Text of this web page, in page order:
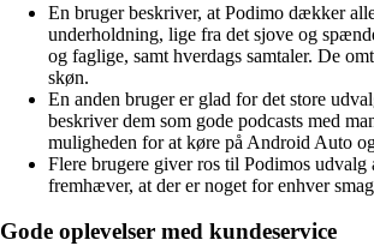
En bruger beskriver, at Podimo dækker
underholdning, lige fra det sjove og
og faglige, samt hverdags samtaler. De
skøn.
En anden bruger er glad for det store
beskriver dem som gode podcasts med
muligheden for at køre på Android Auto
Flere brugere giver ros til Podimos
fremhæver, at der er noget for enhver
Gode oplevelser med kundeservice